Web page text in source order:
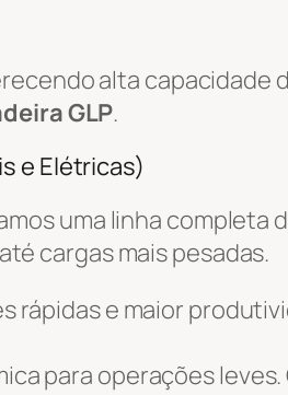
alta capacidade
GLP.
e Elétricas)
uma linha completa
cargas mais pesadas.
rápidas e maior
para operações